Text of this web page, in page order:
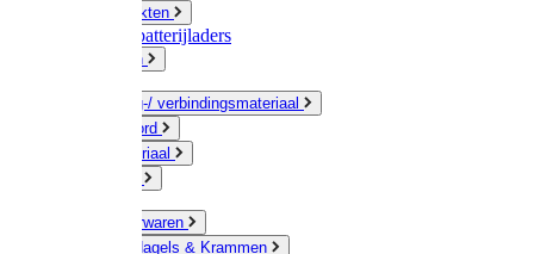
Zeepprodukten
Batterij & batterijladers
Zaklampen
Verpakking-/ verbindingsmateriaal
Touw / Koord
Afdekmateriaal
Kleine ijzerwaren
Spijkers, Nagels & Krammen